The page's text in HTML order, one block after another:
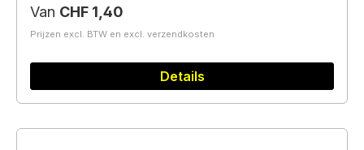
Normale prijs:
Van CHF 1,40
Prijzen excl. BTW en excl. verzendkosten
Details